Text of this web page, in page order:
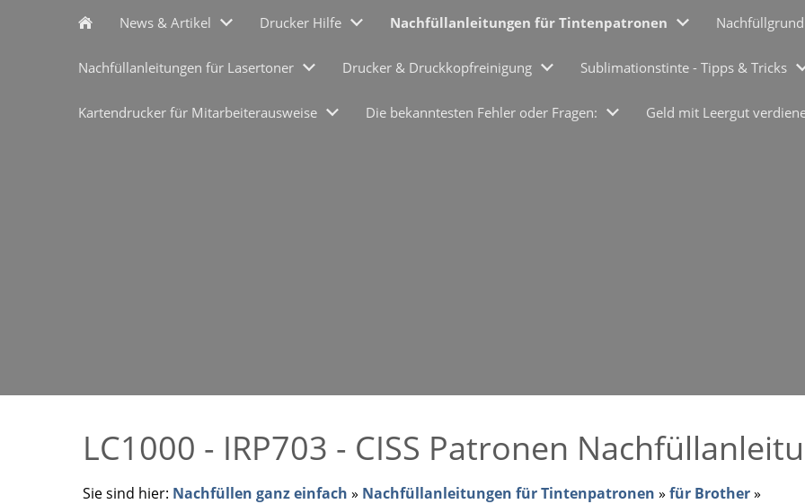
News & Artikel Drucker Hilfe Nachfüllanleitungen für Tintenpatronen
Nachfüllanleitungen für Lasertoner Drucker & Druckkopfreinigung Sublimationstinte - Tipps & Tricks
Kartendrucker für Mitarbeiterausweise Die bekanntesten Fehler oder Fragen: Geld mit Leergut
LC1000 - IRP703 - CISS Patronen
Sie sind hier: Nachfüllen ganz einfach » Nachfüllanleitungen für Tintenpatronen » für Brother»